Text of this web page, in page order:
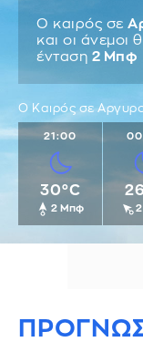
Ο καιρός σε
και οι άνεμοι
ένταση 2 Μπφ
Ο Καιρός σε
21:00
30°C
2 Μπφ